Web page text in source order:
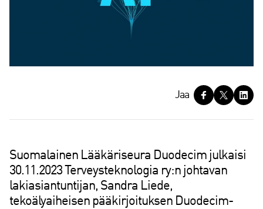
a
Jaa
Suomalainen Lääkäriseura Duodecim julkaisi
30.11.2023 Terveysteknologia ry:n johtavan
lakiasiantuntijan, Sandra Liede,
tekoälyaiheisen pääkirjoituksen Duodecim-